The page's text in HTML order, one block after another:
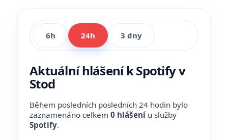
6h 24h 3 dny
Aktuální hlášení k Spotify v
Stod
Během posledních posledních 24 hodin bylo
zaznamenáno celkem 0 hlášení u služby
Spotify.